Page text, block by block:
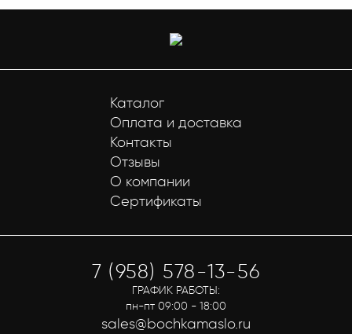
Каталог
Оплата и доставка
Контакты
Отзывы
О компании
Сертификаты
7 (958) 578-13-56
ГРАФИК РАБОТЫ:
пн-пт 09:00 - 18:00
sales@bochkamaslo.ru